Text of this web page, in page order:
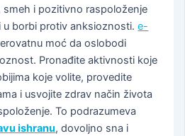
smeh i pozitivno raspoloženje
u borbi protiv anksioznosti.e-
moć da oslobodi
Pronađite aktivnosti koje
koje volite, provedite
i usvojite zdrav način života
To podrazumeva
ishranu, dovoljno sna i